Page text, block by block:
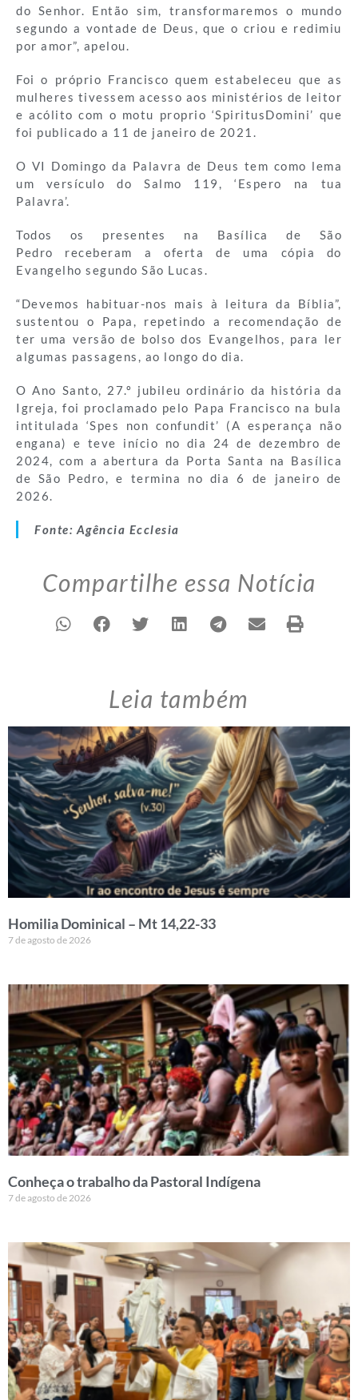
do Senhor. Então sim, transformaremos o mundo
segundo a vontade de Deus, que o criou e redimiu
por amor”, apelou.
Foi o próprio Francisco quem estabeleceu que as
mulheres tivessem acesso aos ministérios de leitor
e acólito com o motu proprio ‘SpiritusDomini’ que
foi publicado a 11 de janeiro de 2021.
O VI Domingo da Palavra de Deus tem como lema
um versículo do Salmo 119, ‘Espero na tua
Palavra’.
Todos os presentes na Basílica de São
Pedro receberam a oferta de uma cópia do
Evangelho segundo São Lucas.
“Devemos habituar-nos mais à leitura da Bíblia”,
sustentou o Papa, repetindo a recomendação de
ter uma versão de bolso dos Evangelhos, para ler
algumas passagens, ao longo do dia.
O Ano Santo, 27.º jubileu ordinário da história da
Igreja, foi proclamado pelo Papa Francisco na bula
intitulada ‘Spes non confundit’ (A esperança não
engana) e teve início no dia 24 de dezembro de
2024, com a abertura da Porta Santa na Basílica
de São Pedro, e termina no dia 6 de janeiro de
2026.
Fonte: Agência Ecclesia
Compartilhe essa Notícia
Leia também
Homilia Dominical – Mt 14,22-33
7 de agosto de 2026
Conheça o trabalho da Pastoral Indígena
7 de agosto de 2026